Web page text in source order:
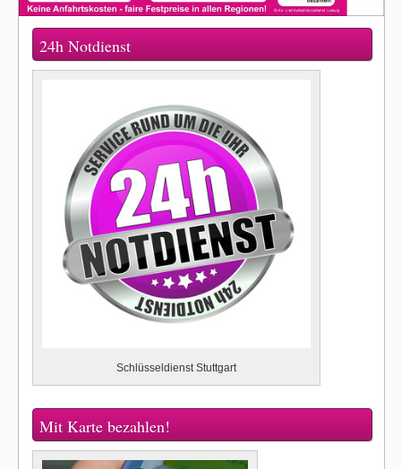
24h Notdienst
Schlüsseldienst Stuttgart
Mit Karte bezahlen!